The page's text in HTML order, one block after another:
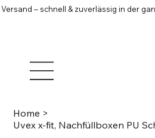
– schnell & zuverlässig in der
Home >